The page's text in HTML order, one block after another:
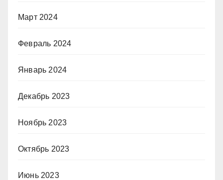
Март 2024
Февраль 2024
Январь 2024
Декабрь 2023
Ноябрь 2023
Октябрь 2023
Июнь 2023